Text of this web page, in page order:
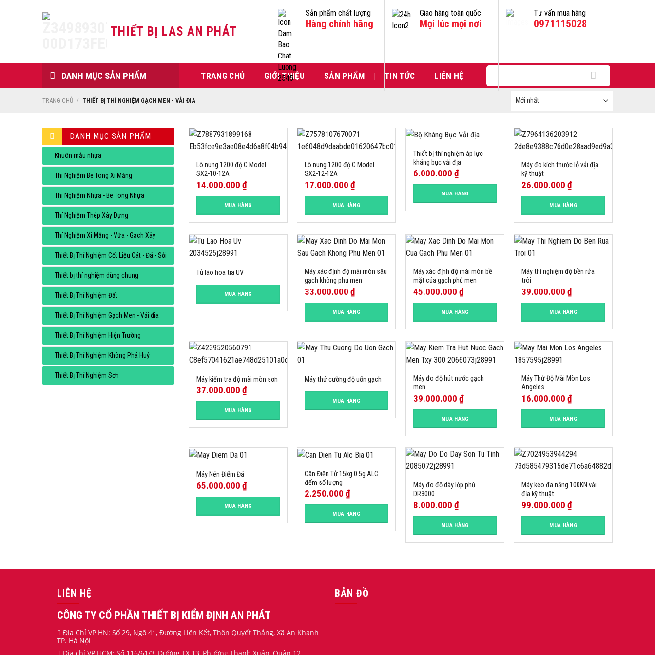
THIẾT BỊ LAS AN PHÁT
Sản phẩm chất lượng
Hàng chính hãng
Giao hàng toàn quốc
Mọi lúc mọi nơi
Tư vấn mua hàng
0971115028
DANH MỤC SẢN PHẨM TRANG CHỦ GIỚI THIỆU SẢN PHẨM TIN TỨC LIÊN HỆ
kiếm:
TRANG CHỦ / THIẾT BỊ THÍ NGHIỆM GẠCH MEN - VẢI ĐIA
DANH MỤC SẢN PHẨM
Khuôn mẫu nhựa
Thí Nghiệm Bê Tông Xi Măng
Thí Nghiệm Nhựa - Bê Tông Nhựa
Thí Nghiệm Thép Xây Dựng
Thí Nghiệm Xi Măng - Vữa - Gạch Xây
Thiết Bị Thí Nghiệm Cốt Liệu Cát - Đá - Sỏi
Thiết bị thí nghiệm dùng chung
Thiết Bị Thí Nghiệm Đất
Thiết Bị Thí Nghiệm Gạch Men - Vải đia
Thiết Bị Thí Nghiệm Hiện Trường
Thiết Bị Thí Nghiệm Không Phá Huỷ
Thiết Bị Thí Nghiệm Sơn
Lò nung 1200 độ C Model
SX2-10-12A
14.000.000 ₫
MUA HÀNG
Lò nung 1200 độ C Model
SX2-12-12A
17.000.000₫
MUA HÀNG
Thiết bị thí nghiệm áp lực
kháng bục vải địa
6.000.000 ₫
MUA HÀNG
Máy đo kích thước lỗ vải địa
kỹ thuật
26.000.000₫
MUA HÀNG
Tủ lão hoá tia UV
MUA HÀNG
Máy xác định độ mài mòn sâu
gạch không phủ men
33.000.000₫
MUA HÀNG
Máy xác định độ mài mòn bề
mặt của gạch phủ men
45.000.000 ₫
MUA HÀNG
Máy thí nghiệm độ bền rửa
trôi
39.000.000₫
MUA HÀNG
Máy kiểm tra độ mài mòn sơn
37.000.000 ₫
MUA HÀNG
Máy thử cường độ uốn gạch
MUA HÀNG
Máy đo độ hút nước gạch
men
39.000.000 ₫
MUA HÀNG
Máy Thử Độ Mài Mòn Los
Angeles
16.000.000₫
MUA HÀNG
Máy Nén Điểm Đá
65.000.000 ₫
MUA HÀNG
Cân Điện Tử 15kg 0.5g ALC
đếm số lượng
2.250.000₫
MUA HÀNG
Máy đo độ dày lớp phủ
DR3000
8.000.000 ₫
MUA HÀNG
Máy kéo đa năng 100KN vải
địa kỹ thuật
99.000.000₫
MUA HÀNG
LIÊN HỆ
CÔNG TY CỔ PHẦN THIẾT BỊ KIỂM ĐỊNH AN PHÁT
Địa Chỉ VP HN: Số 29, Ngõ 41, Đường Liên Kết, Thôn Quyết Thắng, Xã An Khánh
TP. Hà Nội
Địa chỉ VP HCM: Số 116/61/3, Đường TX 13, Phường Thạnh Xuân, Quận 12
BẢN ĐỒ